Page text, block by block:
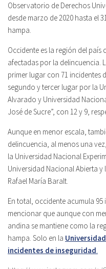
Observatorio de Derechos
desde marzo de 2020 hasta el
hampa.
Occidente es la región del
afectadas por la delincuencia.
primer lugar con 71 incidentes
segundo y tercer lugar por la
Alvarado y Universidad
José de Sucre”, con 12 y 9,
Aunque en menor escala,
delincuencia, al menos una
la Universidad Nacional
Universidad Nacional Abierta
Rafael María Baralt.
En total, occidente acumula
mencionar que aunque con
andina se mantiene como la
hampa. Solo en la
incidentes de inseguridad.